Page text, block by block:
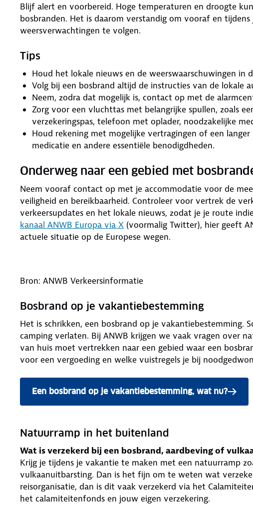
Blijf alert en voorbereid. Hoge temperaturen en droogte
bosbranden. Het is daarom verstandig om vooraf en
weersverwachtingen te volgen.
Tips
Houd het lokale nieuws en de weerswaarschuwingen in
Volg bij een bosbrand altijd de instructies van de lokale
Neem, zodra dat mogelijk is, contact op met de
Zorg voor een vluchttas met belangrijke spullen, zoals
verzekeringspas, telefoon met oplader, noodzakelijke
Houd rekening met mogelijke vertragingen of een
medicatie en andere essentiële benodigdheden.
Onderweg naar een gebied met
Neem vooraf contact op met je accommodatie voor de
veiligheid en bereikbaarheid. Controleer voor vertrek de
verkeersupdates en het lokale nieuws, zodat je je route
kanaal ANWB Europa via X (voormalig Twitter), hier geeft
actuele situatie op de Europese wegen.
Bron: ANWB Verkeersinformatie
Bosbrand op je vakantiebestemming
Het is schrikken, een bosbrand op je vakantiebestemming.
camping verlaten. Bij ANWB krijgen we vaak vragen over
van huis moet vertrekken naar een gebied waar een
voor een vergoeding en welke vuistregels je bij
Een bosbrand op je vakantiebestemming, wat nu?
Natuurramp in het buitenland
Wat is verzekerd bij een bosbrand, aardbeving of
Krijg je tijdens je vakantie te maken met een natuurramp
vulkaanuitbarsting. Dan is het fijn om te weten wat
reisorganisatie, dan is dit vaak verzekerd via het
het calamiteitenfonds en jouw eigen verzekering.